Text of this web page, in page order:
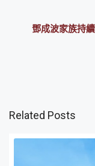
鄧成波家族持
Related Posts